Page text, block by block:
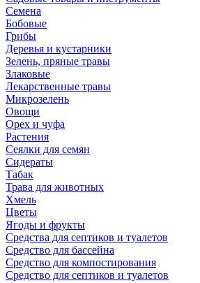
Семена
Бобовые
Грибы
Деревья и кустарники
Зелень, пряные травы
Злаковые
Лекарственные травы
Микрозелень
Овощи
Орех и чуфа
Растения
Сеялки для семян
Сидераты
Табак
Трава для животных
Хмель
Цветы
Ягоды и фрукты
Средства для септиков и туалетов
Средство для бассейна
Средство для компостирования
Средство для септиков и туалетов